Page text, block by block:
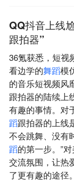
QQ抖音上线
跟拍器”
36氪获悉，短视
看边学的舞蹈模
的音乐短视频风
跟拍器的陆续上
有趣的事情。对
蹈跟拍器的上线
不会跳舞、没有
蹈的第一步。”
交流氛围，让热
了更有趣的途径。